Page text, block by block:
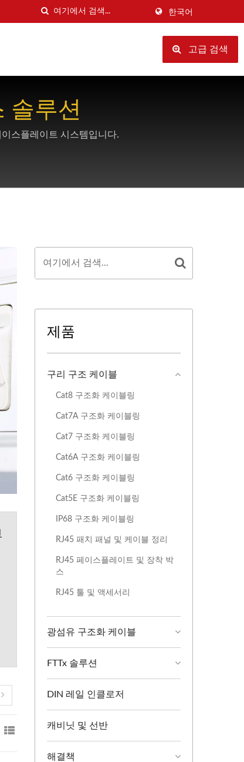
한국어
고급 검색
솔루션
스플레이트 시스템입니다.
제품
구리 구조 케이블
Cat8 구조화 ​​케이블링
Cat7A 구조화 케이블링
Cat7 구조화 케이블링
Cat6A 구조화 케이블링
Cat6 구조화 케이블링
Cat5E 구조화 케이블링
IP68 구조화 ​​케이블링
RJ45 패치 패널 및 케이블 정리
RJ45 페이스플레이트 및 장착 박
스
RJ45 툴 및 액세서리
광섬유 구조화 케이블
FTTx 솔루션
DIN 레일 인클로저
캐비닛 및 선반
해결책